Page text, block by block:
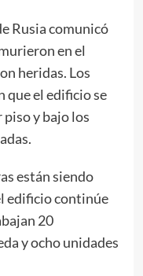
Rusia comunicó
en el
heridas. Los
que el edificio se
y bajo los
están siendo
edificio continúe
20
y ocho unidades